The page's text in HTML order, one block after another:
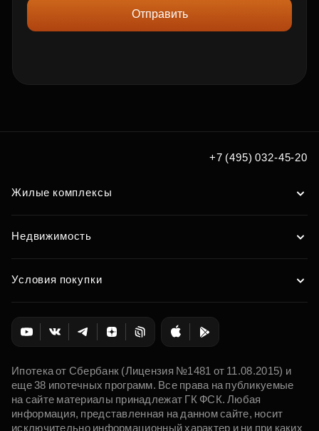
Отправить
+7 (495) 032-45-20
Жилые комплексы
Недвижимость
Условия покупки
Ипотека от Сбербанк (Лицензия №1481 от 11.08.2015) и
еще 38 ипотечных программ. Все права на публикуемые
на сайте материалы принадлежат ГК ФСК. Любая
информация, представленная на данном сайте, носит
исключительно информационный характер и ни при каких